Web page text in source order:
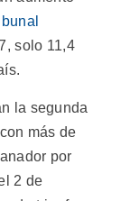
solo 11,4
la segunda
más de
por
2 de